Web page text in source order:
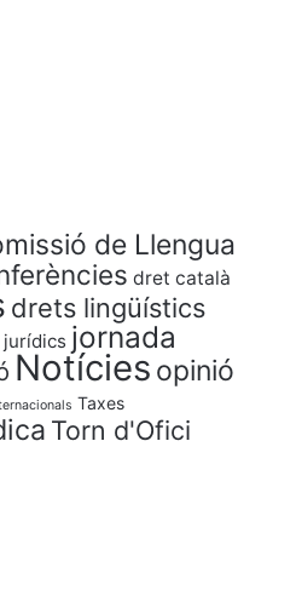
de Llengua
dret català
drets lingüístics
jornada
Notícies opinió
Taxes
Torn d'Ofici